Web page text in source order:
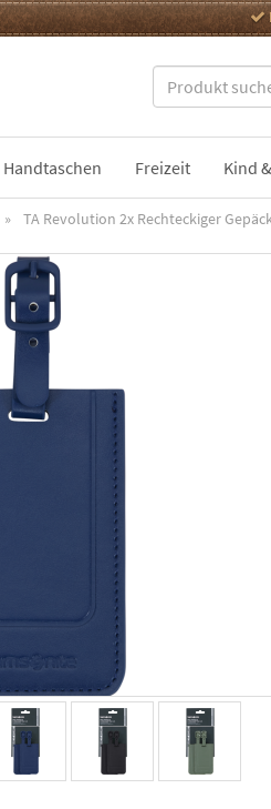
Handtaschen Freizeit Kind
TA Revolution 2x Rechteckiger